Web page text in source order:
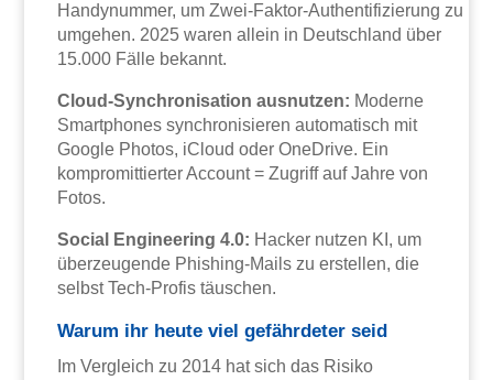
Handynummer, um Zwei-Faktor-Authentifizierung zu
umgehen. 2025 waren allein in Deutschland über
15.000 Fälle bekannt.
Cloud-Synchronisation ausnutzen: Moderne
Smartphones synchronisieren automatisch mit
Google Photos, iCloud oder OneDrive. Ein
kompromittierter Account = Zugriff auf Jahre von
Fotos.
Social Engineering 4.0: Hacker nutzen KI, um
überzeugende Phishing-Mails zu erstellen, die
selbst Tech-Profis täuschen.
Warum ihr heute viel gefährdeter seid
Im Vergleich zu 2014 hat sich das Risiko